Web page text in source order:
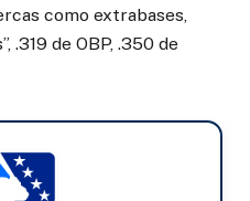
como extrabases,
.319 de OBP, .350 de